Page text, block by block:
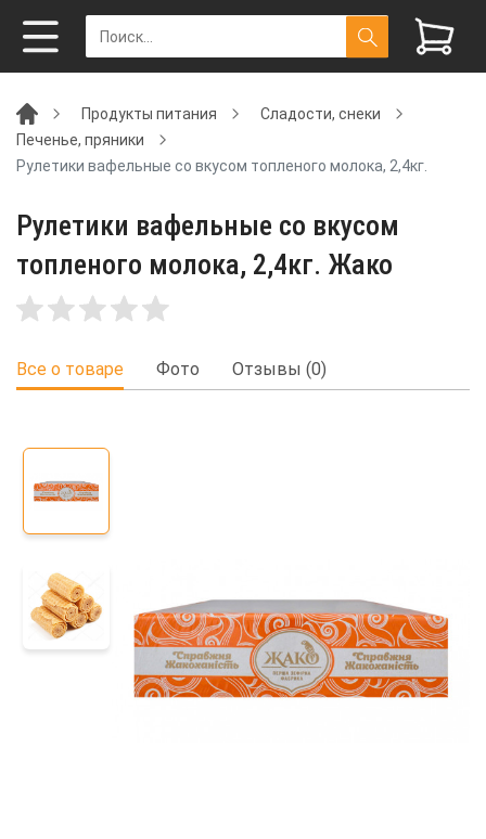
Продукты питания
Сладости, снеки
Печенье, пряники
Рулетики вафельные со вкусом топленого молока, 2,4кг.
Рулетики вафельные со вкусом
топленого молока, 2,4кг. Жако
Все о товаре Фото Отзывы (0)